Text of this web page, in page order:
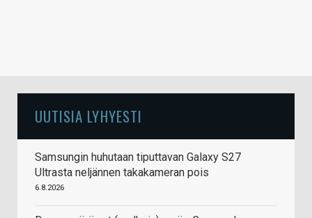
UUTISIA LYHYESTI
Samsungin huhutaan tiputtavan Galaxy S27
Ultrasta neljännen takakameran pois
6.8.2026